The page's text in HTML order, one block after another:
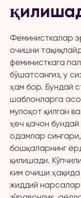
Феминисткалар
очишни
феминисткага
бўшатсангиз, у
ҳам бор. Бундай
шаблонларга
мулоқот қилган
ҳеч қачон
одамлар
бошқаларнинг
қилишади.
ким очиши
жиддий нарсалар